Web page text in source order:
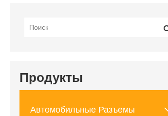
Продукты
Автомобильные Разъемы